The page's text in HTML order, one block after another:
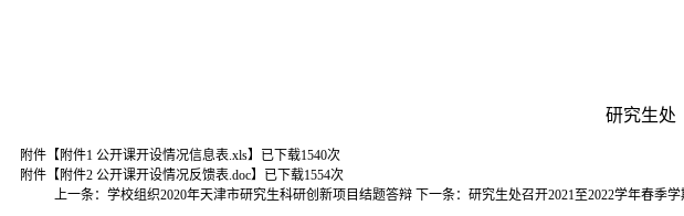
研究生处
附件【附件1 公开课开设情况信息表.xls】已下载1540次
附件【附件2 公开课开设情况反馈表.doc】已下载1554次
上一条： 学校组织2020年天津市研究生科研创新项目结题答辩 下一条： 研究生处召开2021至2022学年春季